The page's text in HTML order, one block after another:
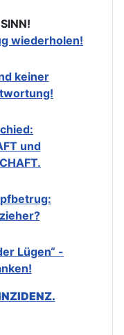
wiederholen!
keiner
und
Lügen“ -